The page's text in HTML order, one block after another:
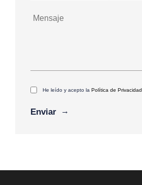
He leído y acepto la Política de Privacidad